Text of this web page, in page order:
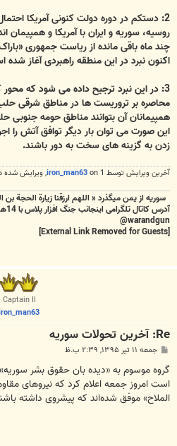
2: دستکم در دوره دولت کنونی آمریکا
روسیه، سوریه و ایران با آمریکا و
چند ماه باقی مانده از ریاست جمهوری
اکنون نبرد در این منطقه راهبردی آغاز شده
3: در این نبرد ترجیح داده می شود که محور
محاصره بر تروریست ها در مناطق شرقی
همپیمانان آن بتوانند مناطق حومه جنوبی
این صورت می توان بار دیگر توافق آتش را
زدن به گزینه های سخت به دور باشند.
آخرین ويرايش توسط 1 on iron_man63, ويرايش شده در
سوریه از یمن میگذرد « اللهم ارزقنا زيارة الحجة
آدرس کاتال تلگرامی اینجانب جنگ افزار پلاس با 14هزار عضو
warandgun@
Captain II
iron_man63
Re: آخرين تحولات سوريه
پ
ت
جمعه ۱۱ تیر ۱۳۹۵, ۲:۳۹ ب.ظ
گروه موسوم به «دیده بان حقوق بشر
است امروز جمعه اعلام کرد که نیروهای
الملاح» موفق شده‌اند که پیشروی داشته